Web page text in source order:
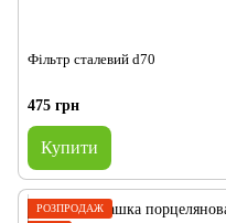
Фільтр сталевий d70
475 грн
Купити
РОЗПРОДАЖ